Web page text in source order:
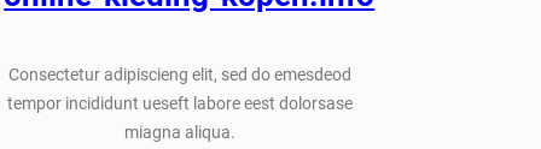
Consectetur adipiscieng elit, sed do emesdeod
tempor incididunt ueseft labore eest dolorsase
miagna aliqua.